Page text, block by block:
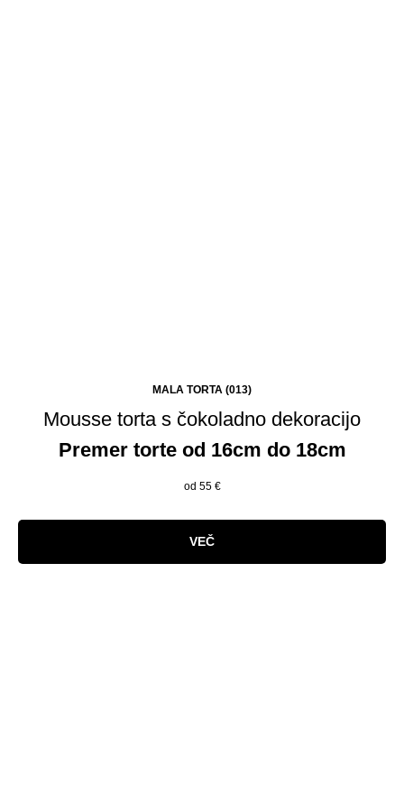
MALA TORTA (013)
Mousse torta s čokoladno dekoracijo
Premer torte od 16cm do 18cm
od 55 €
VEČ